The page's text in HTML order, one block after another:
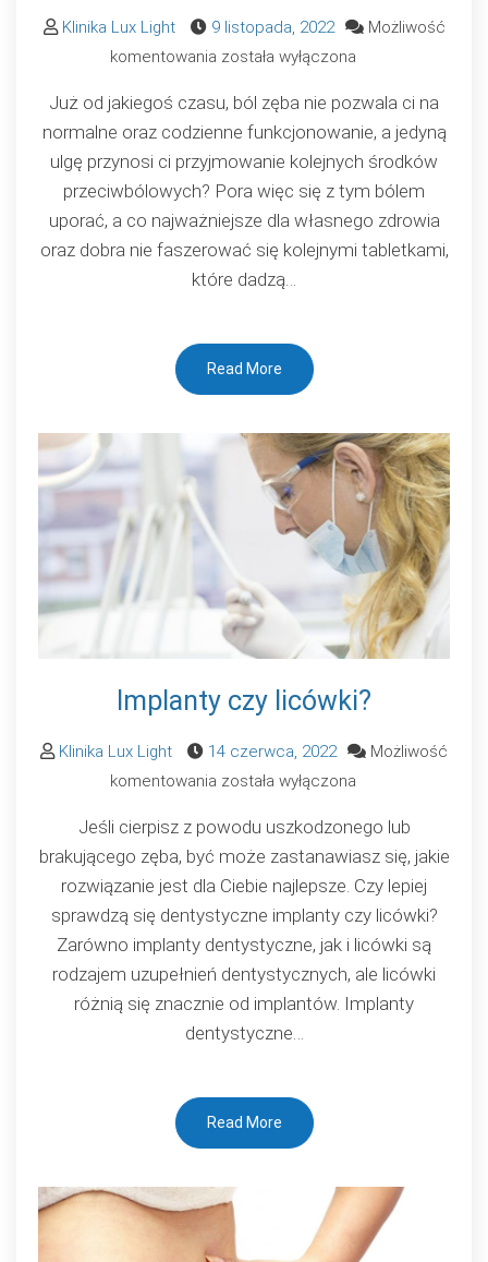
Klinika Lux Light 9 listopada, 2022
Możliwość
komentowania Ból
nie
pozwala
ci
normalnie
funkcjonować?
została wyłączona
Już od jakiegoś czasu, ból zęba nie pozwala ci na
normalne oraz codzienne funkcjonowanie, a jedyną
ulgę przynosi ci przyjmowanie kolejnych środków
przeciwbólowych? Pora więc się z tym bólem
uporać, a co najważniejsze dla własnego zdrowia
oraz dobra nie faszerować się kolejnymi tabletkami,
które dadzą…
Read More
Implanty czy licówki?
Klinika Lux Light 14 czerwca, 2022
Możliwość
komentowania Implanty
licówki?
została wyłączona
Jeśli cierpisz z powodu uszkodzonego lub
brakującego zęba, być może zastanawiasz się, jakie
rozwiązanie jest dla Ciebie najlepsze. Czy lepiej
sprawdzą się dentystyczne implanty czy licówki?
Zarówno implanty dentystyczne, jak i licówki są
rodzajem uzupełnień dentystycznych, ale licówki
różnią się znacznie od implantów. Implanty
dentystyczne…
Read More